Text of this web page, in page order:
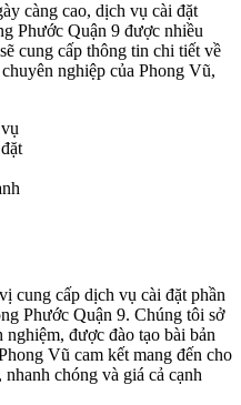
càng cao, dịch vụ cài đặt
Phước Quận 9 được nhiều
cung cấp thông tin chi tiết về
nghiệp của Phong Vũ,
cung cấp dịch vụ cài đặt phần
Phước Quận 9. Chúng tôi sở
được đào tạo bài bản
Vũ cam kết mang đến cho
chóng và giá cả cạnh